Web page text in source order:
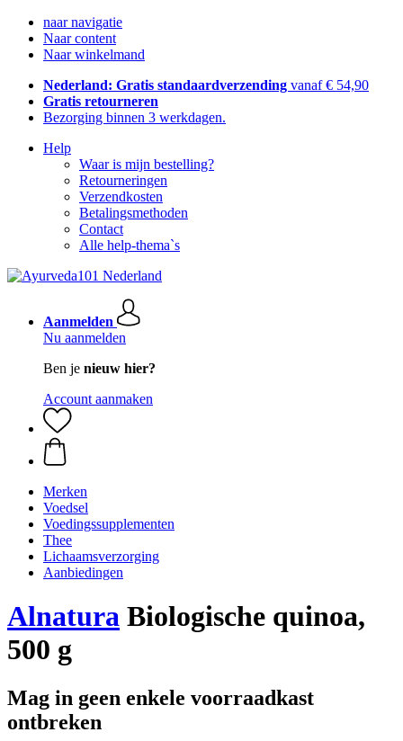
naar navigatie
Naar content
Naar winkelmand
Nederland: Gratis standaardverzending vanaf € 54,90
Gratis retourneren
Bezorging binnen 3 werkdagen.
Help
Waar is mijn bestelling?
Retourneringen
Verzendkosten
Betalingsmethoden
Contact
Alle help-thema`s
Aanmelden
Nu aanmelden
Ben je nieuw hier?
Account aanmaken
Merken
Voedsel
Voedingssupplementen
Thee
Lichaamsverzorging
Aanbiedingen
Alnatura Biologische quinoa,
500 g
Mag in geen enkele voorraadkast
ontbreken